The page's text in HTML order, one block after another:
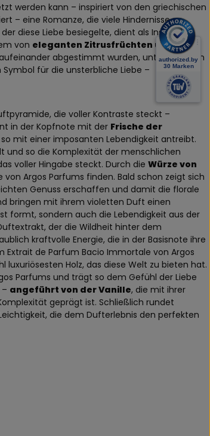
werden kann – inspiriert von den griechischen
– eine Romanze, die viele Hindernisse
diese Liebe besiegelte, dient als Inspiration
von eleganten Zitrusfrüchten und
abgestimmt wurden, unterstreichen
für die unsterbliche Liebe –
die voller Kontraste steckt –
in der Kopfnote mit der Frische der
mit einer imposanten Lebendigkeit antreibt.
und so die Komplexität der menschlichen
voller Hingabe steckt. Durch die Würze von
Argos Parfums finden. Bald schon zeigt sich
Genuss erschaffen und damit die florale
bringen mit ihrem violetten Duft einen
formt, sondern auch die Lebendigkeit aus der
der die Wildheit hinter dem
kraftvolle Energie, die in der Basisnote ihre
de Parfum Bacio Immortale von Argos
luxuriösesten Holz, das diese Welt zu bieten hat.
Parfums und trägt so dem Gefühl der Liebe
angeführt von der Vanille, die mit ihrer
geprägt ist. Schließlich rundet
die dem Dufterlebnis den perfekten